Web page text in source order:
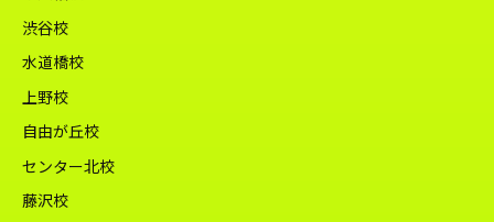
渋谷校
水道橋校
上野校
自由が丘校
センター北校
藤沢校